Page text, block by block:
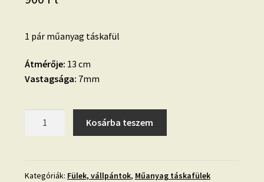
1 pár műanyag táskafül
Átmérője: 13 cm
Vastagsága: 7mm
barna
Kosárba teszem
Kategóriák: Fülek, vállpántok, Műanyag táskafülek